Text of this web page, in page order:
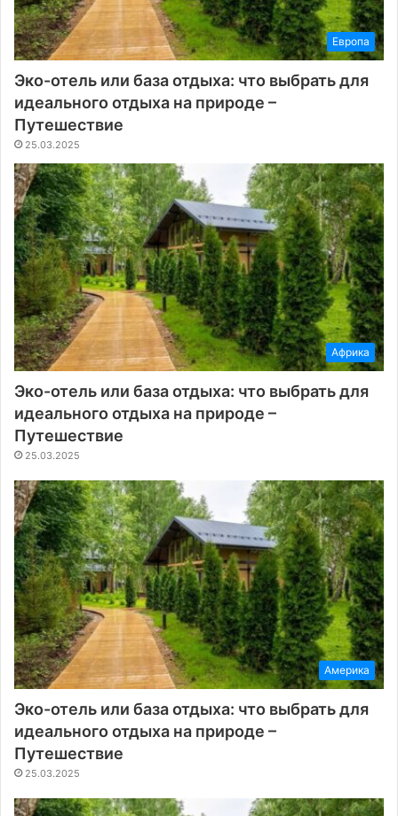
Европа
Эко-отель или база отдыха: что выбрать для
идеального отдыха на природе –
Путешествие
25.03.2025
Африка
Эко-отель или база отдыха: что выбрать для
идеального отдыха на природе –
Путешествие
25.03.2025
Америка
Эко-отель или база отдыха: что выбрать для
идеального отдыха на природе –
Путешествие
25.03.2025